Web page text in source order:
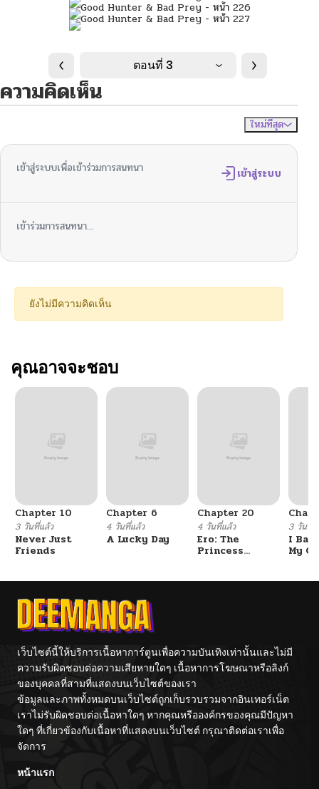
ตอนที่ 3
ความคิดเห็น
ใหม่ที่สุด
เข้าสู่ระบบเพื่อเข้าร่วมการสนทนา เข้าสู่ระบบ
เข้าร่วมการสนทนา...
ยังไม่มีความคิดเห็น
คุณอาจจะชอบ
Chapter 10
3 วันที่แล้ว
Never Just
Friends
Chapter 6
4 วันที่แล้ว
A Lucky Day
Chapter 20
4 วันที่แล้ว
Ero: The
Princess
3 วันที่
I
My
เว็บไซต์นี้ให้บริการเนื้อหาการ์ตูนเพื่อความบันเทิงเท่านั้นและไม่มี
ความรับผิดชอบต่อความเสียหายใดๆ เนื้อหาการโฆษณาหรือลิงก์
ของบุคคลที่สามที่แสดงบนเว็บไซต์ของเรา
ข้อมูลและภาพทั้งหมดบนเว็บไซต์ถูกเก็บรวบรวมจากอินเทอร์เน็ต
เราไม่รับผิดชอบต่อเนื้อหาใดๆ หากคุณหรือองค์กรของคุณมีปัญหา
ใดๆ ที่เกี่ยวข้องกับเนื้อหาที่แสดงบนเว็บไซต์ กรุณาติดต่อเราเพื่อ
จัดการ
หน้าแรก